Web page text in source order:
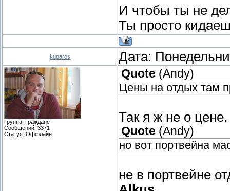
И чтобы ты не
Ты просто
kuparos Дата:
Группа: Граждане
Сообщений: 3371
Статус: Оффлайн
Quote (Andy)
Цены на отдых там
Так я ж не о цене.
Quote (Andy)
но вот портвейна
не в портвейне